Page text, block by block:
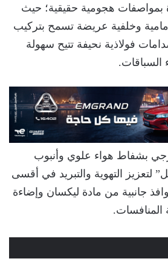
بمواصفات هجومية حقيقية؛ حيث
وخلفية عريضة تسمح بتركيب
فولاذية نحيفة تتيح سهولة
السباقات.
بشفاط هواء علوي وأنبوب
التهوية والتبريد في أقسى
جانبية من مادة ليكسان وإضاءة